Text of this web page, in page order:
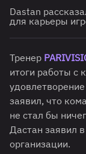
Dastan
для карьеры
Тренер
итоги работы с
заявил, что
не стал бы
Дастан заявил
организации.